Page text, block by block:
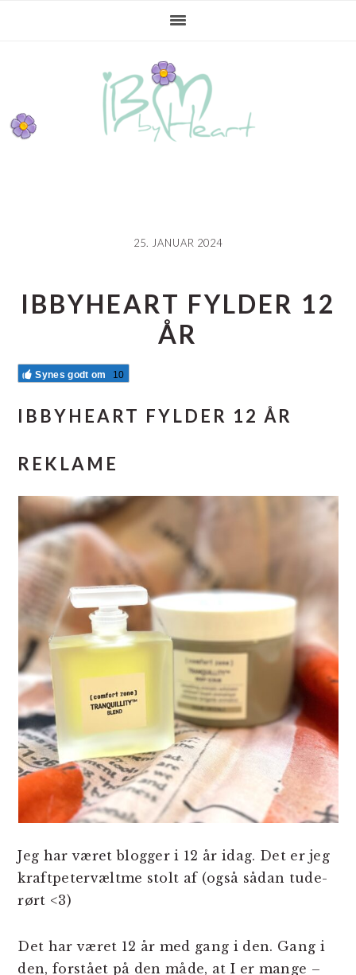
25. JANUAR 2024
IBBYHEART FYLDER 12
ÅR
Synes godt om 10
IBBYHEART FYLDER 12 ÅR
REKLAME
Jeg har været blogger i 12 år idag. Det er jeg
kraftpetervæltme stolt af (også sådan tude-
rørt <3)
Det har været 12 år med gang i den. Gang i
den, forstået på den måde, at I er mange –